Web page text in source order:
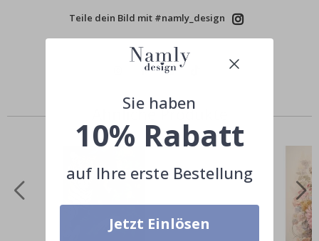
Teile dein Bild mit #namly_design
Ähnliche Produkte
Sie haben
10% Rabatt
auf Ihre erste Bestellung
Jetzt Einlösen